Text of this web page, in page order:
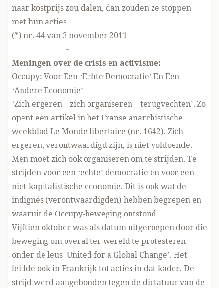
naar kostprijs zou dalen, dan zouden ze stoppen
met hun acties.
(*) nr. 44 van 3 november 2011
———————-
Meningen over de crisis en activisme:
Occupy: Voor Een ‘Echte Democratie’ En Een
‘Andere Economie’
‘Zich ergeren – zich organiseren – terugvechten’. Zo
opent een artikel in het Franse anarchistische
weekblad Le Monde libertaire (nr. 1642). Zich
ergeren, verontwaardigd zijn, is niet voldoende.
Men moet zich ook organiseren om te strijden. Te
strijden voor een ‘echte’ democratie en voor een
niet-kapitalistische economie. Dit is ook wat de
indignés (verontwaardigden) hebben begrepen en
waaruit de Occupy-beweging ontstond.
Vijftien oktober was als datum uitgeroepen door die
beweging om overal ter wereld te protesteren
onder de leus ‘United for a Global Change’. Het
leidde ook in Frankrijk tot acties in dat kader. De
strijd werd aangebonden tegen de dictatuur van de